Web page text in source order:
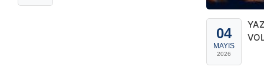
04
MAYIS
2026